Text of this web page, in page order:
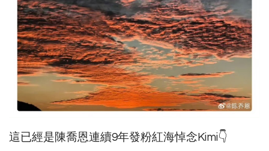
這已經是陳喬恩連續9年發粉紅海悼念Kimi👇